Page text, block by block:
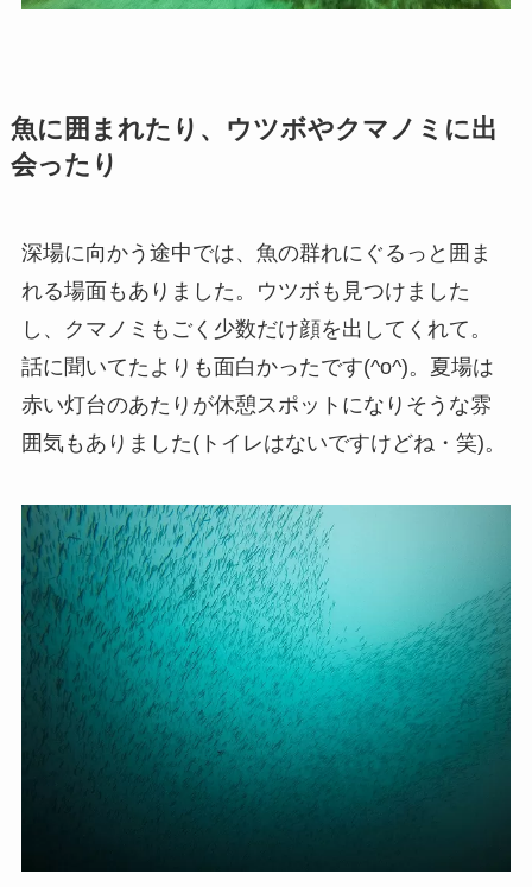
魚に囲まれたり、ウツボやクマノミに出
会ったり
深場に向かう途中では、魚の群れにぐるっと囲ま
れる場面もありました。ウツボも見つけました
し、クマノミもごく少数だけ顔を出してくれて。
話に聞いてたよりも面白かったです(^o^)。夏場は
赤い灯台のあたりが休憩スポットになりそうな雰
囲気もありました(トイレはないですけどね・笑)。